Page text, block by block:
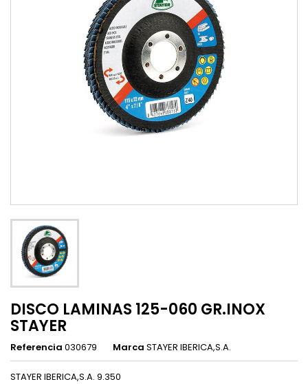
DISCO LAMINAS 125-060 GR.INOX
STAYER
Referencia 030679 Marca STAYER IBERICA,S.A.
STAYER IBERICA,S.A. 9.350